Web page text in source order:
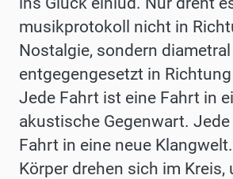
musikprotokoll nicht in
Nostalgie, sondern diametral
entgegengesetzt in
Jede Fahrt ist eine Fahrt in
akustische Gegenwart.
Fahrt in eine neue
Körper drehen sich im Kreis,